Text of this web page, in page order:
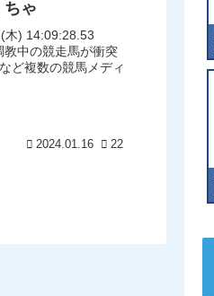
ちゃ
木) 14:09:28.53
中の競走馬が衝突
ど複数の競馬メディ
2024.01.16 22